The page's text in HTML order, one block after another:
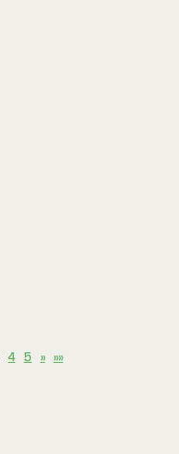
4 5 » »»